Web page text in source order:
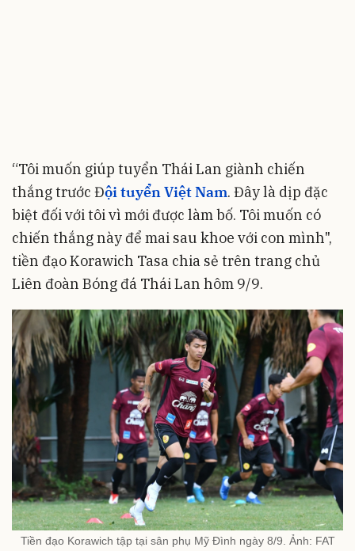
“Tôi muốn giúp tuyển Thái Lan giành chiến
thắng trước Đội tuyển Việt Nam. Đây là dịp đặc
biệt đối với tôi vì mới được làm bố. Tôi muốn có
chiến thắng này để mai sau khoe với con mình",
tiền đạo Korawich Tasa chia sẻ trên trang chủ
Liên đoàn Bóng đá Thái Lan hôm 9/9.
Tiền đạo Korawich tập tại sân phụ Mỹ Đình ngày 8/9. Ảnh: FAT